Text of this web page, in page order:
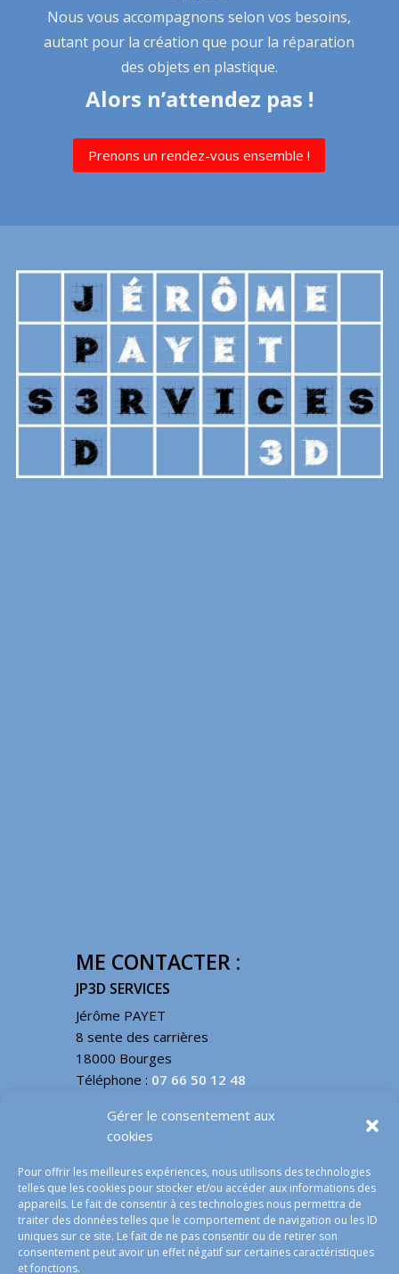
Gérer le consentement aux
cookies
Pour offrir les meilleures expériences, nous utilisons des technologies
telles que les cookies pour stocker et/ou accéder aux informations des
appareils. Le fait de consentir à ces technologies nous permettra de
traiter des données telles que le comportement de navigation ou les ID
uniques sur ce site. Le fait de ne pas consentir ou de retirer son
consentement peut avoir un effet négatif sur certaines caractéristiques
et fonctions.
Nous vous accompagnons selon vos besoins,
autant pour la création que pour la réparation
des objets en plastique.
Alors n’attendez pas !
Prenons un rendez-vous ensemble !
ME CONTACTER :
JP3D SERVICES
Jérôme PAYET
8 sente des carrières
18000 Bourges
Téléphone : 07 66 50 12 48
INFOS LÉGALES
Mentions légales
conditions générales de vente
Politique des cookies – EU
Nous contacter